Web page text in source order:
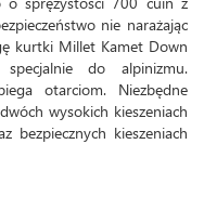
nie narażając
kurtki Millet Kamet Down
specjalnie do alpinizmu.
otarciom. Niezbędne
wysokich kieszeniach
bezpiecznych kieszeniach